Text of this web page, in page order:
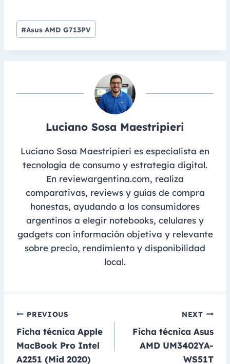
Post
Tags:
#Asus AMD G713PV
Luciano Sosa Maestripieri
Luciano Sosa Maestripieri es especialista en
tecnología de consumo y estrategia digital.
En reviewargentina.com, realiza
comparativas, reviews y guías de compra
honestas, ayudando a los consumidores
argentinos a elegir notebooks, celulares y
gadgets con información objetiva y relevante
sobre precio, rendimiento y disponibilidad
local.
Navegación
de
entradas
PREVIOUS
Ficha técnica Apple
MacBook Pro Intel
A2251 (Mid 2020)
NEXT
Ficha técnica Asus
AMD UM3402YA-
WS51T